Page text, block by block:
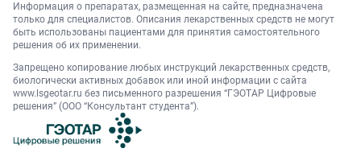
Информация о препаратах, размещенная на сайте, предназначена
только для специалистов. Описания лекарственных средств не могут
быть использованы пациентами для принятия самостоятельного
решения об их применении.
Запрещено копирование любых инструкций лекарственных средств,
биологически активных добавок или иной информации с сайта
www.lsgeotar.ru без письменного разрешения “ГЭОТАР Цифровые
решения” (ООО “Консультант студента”).